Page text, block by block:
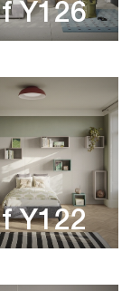
Y126
Y122